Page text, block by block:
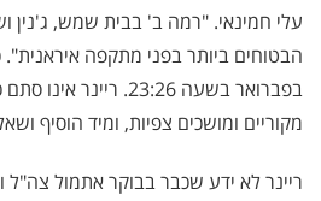
עלי חמינאי. "רמה ב' בבית שמש, ג'נין
בפברואר בשעה 23:26.
מקוריים ומושכים צפיות, ומיד הוסיף
ריינר לא ידע שכבר בבוקר אתמול צה"ל